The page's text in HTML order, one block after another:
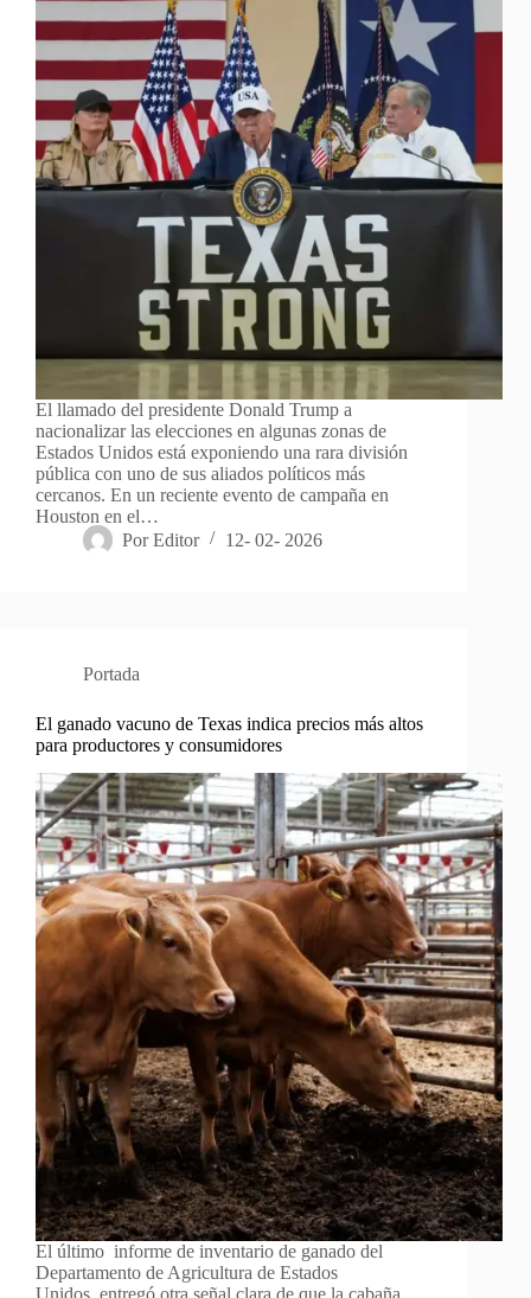
El llamado del presidente Donald Trump a
nacionalizar las elecciones en algunas zonas de
Estados Unidos está exponiendo una rara división
pública con uno de sus aliados políticos más
cercanos. En un reciente evento de campaña en
Houston en el…
Por Editor 12- 02- 2026
Portada
El ganado vacuno de Texas indica precios más altos
para productores y consumidores
El último informe de inventario de ganado del
Departamento de Agricultura de Estados
Unidos entregó otra señal clara de que la cabaña